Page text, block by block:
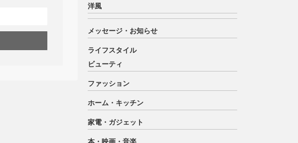
洋風
メッセージ・お知らせ
ライフスタイル
ビューティ
ファッション
ホーム・キッチン
家電・ガジェット